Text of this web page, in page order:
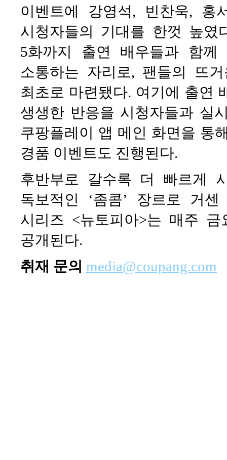
이벤트에 강영석, 빈찬욱, 홍
시청자들의 기대를 한껏 높였
5화까지 출연 배우들과 함께
소통하는 자리로, 팬들의 뜨
최초로 마련됐다. 여기에 출연
생생한 반응을 시청자들과 실
쿠팡플레이 앱 메인 화면을 통
경품 이벤트도 진행된다.
후반부로 갈수록 더 빠르게
독보적인 ‘좀콤’ 장르로 거
시리즈 <뉴토피아>는 매주
공개된다.
취재 문의 media@coupang.com